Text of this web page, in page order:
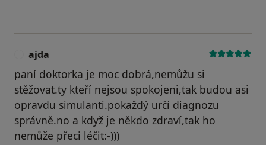
ajda
paní doktorka je moc dobrá,nemůžu si
stěžovat.ty kteří nejsou spokojeni,tak budou asi
opravdu simulanti.pokaždý určí diagnozu
správně.no a když je někdo zdraví,tak ho
nemůže přeci léčit:-)))